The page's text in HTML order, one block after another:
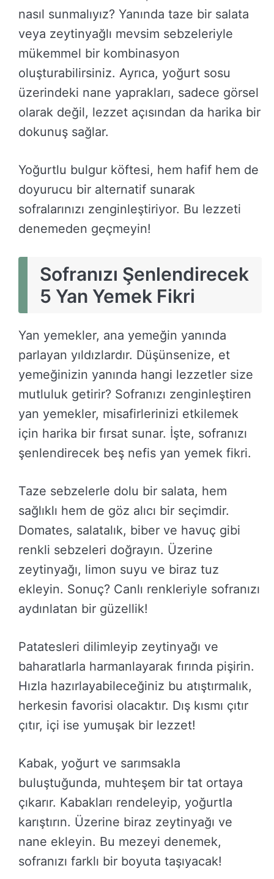
nasıl sunmalıyız? Yanında taze bir salata
veya zeytinyağlı mevsim sebzeleriyle
mükemmel bir kombinasyon
oluşturabilirsiniz. Ayrıca, yoğurt sosu
üzerindeki nane yaprakları, sadece görsel
olarak değil, lezzet açısından da harika bir
dokunuş sağlar.
Yoğurtlu bulgur köftesi, hem hafif hem de
doyurucu bir alternatif sunarak
sofralarınızı zenginleştiriyor. Bu lezzeti
denemeden geçmeyin!
Sofranızı Şenlendirecek
5 Yan Yemek Fikri
Yan yemekler, ana yemeğin yanında
parlayan yıldızlardır. Düşünsenize, et
yemeğinizin yanında hangi lezzetler size
mutluluk getirir? Sofranızı zenginleştiren
yan yemekler, misafirlerinizi etkilemek
için harika bir fırsat sunar. İşte, sofranızı
şenlendirecek beş nefis yan yemek fikri.
Taze sebzelerle dolu bir salata, hem
sağlıklı hem de göz alıcı bir seçimdir.
Domates, salatalık, biber ve havuç gibi
renkli sebzeleri doğrayın. Üzerine
zeytinyağı, limon suyu ve biraz tuz
ekleyin. Sonuç? Canlı renkleriyle sofranızı
aydınlatan bir güzellik!
Patatesleri dilimleyip zeytinyağı ve
baharatlarla harmanlayarak fırında pişirin.
Hızla hazırlayabileceğiniz bu atıştırmalık,
herkesin favorisi olacaktır. Dış kısmı çıtır
çıtır, içi ise yumuşak bir lezzet!
Kabak, yoğurt ve sarımsakla
buluştuğunda, muhteşem bir tat ortaya
çıkarır. Kabakları rendeleyip, yoğurtla
karıştırın. Üzerine biraz zeytinyağı ve
nane ekleyin. Bu mezeyi denemek,
sofranızı farklı bir boyuta taşıyacak!